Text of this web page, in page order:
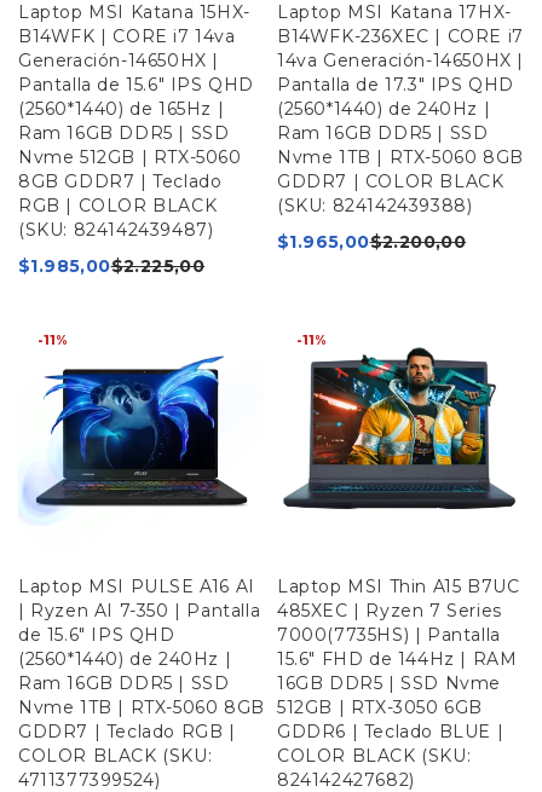
Laptop MSI Katana 15HX-
B14WFK | CORE i7 14va
Generación-14650HX |
Pantalla de 15.6" IPS QHD
(2560*1440) de 165Hz |
Ram 16GB DDR5 | SSD
Nvme 512GB | RTX-5060
8GB GDDR7 | Teclado
RGB | COLOR BLACK
(SKU: 824142439487)
$2.225,00
$1.985,00
Laptop MSI Katana 17HX-
B14WFK-236XEC | CORE i7
14va Generación-14650HX |
Pantalla de 17.3" IPS QHD
(2560*1440) de 240Hz |
Ram 16GB DDR5 | SSD
Nvme 1TB | RTX-5060 8GB
GDDR7 | COLOR BLACK
(SKU: 824142439388)
$2.200,00
$1.965,00
-11%
Laptop MSI PULSE A16 AI
| Ryzen AI 7-350 | Pantalla
de 15.6" IPS QHD
(2560*1440) de 240Hz |
Ram 16GB DDR5 | SSD
Nvme 1TB | RTX-5060 8GB
GDDR7 | Teclado RGB |
COLOR BLACK (SKU:
4711377399524)
-11%
Laptop MSI Thin A15 B7UC
485XEC | Ryzen 7 Series
7000(7735HS) | Pantalla
15.6" FHD de 144Hz | RAM
16GB DDR5 | SSD Nvme
512GB | RTX-3050 6GB
GDDR6 | Teclado BLUE |
COLOR BLACK (SKU:
824142427682)